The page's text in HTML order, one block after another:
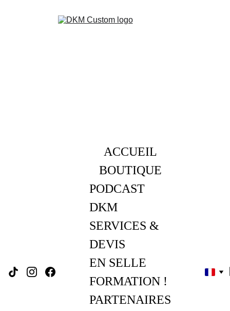
ACCUEIL
BOUTIQUE
PODCAST
DKM
SERVICES &
DEVIS
EN SELLE
FORMATION !
PARTENAIRES